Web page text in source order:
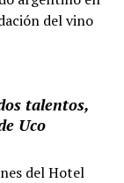
del vino
talentos,
Uco
del Hotel